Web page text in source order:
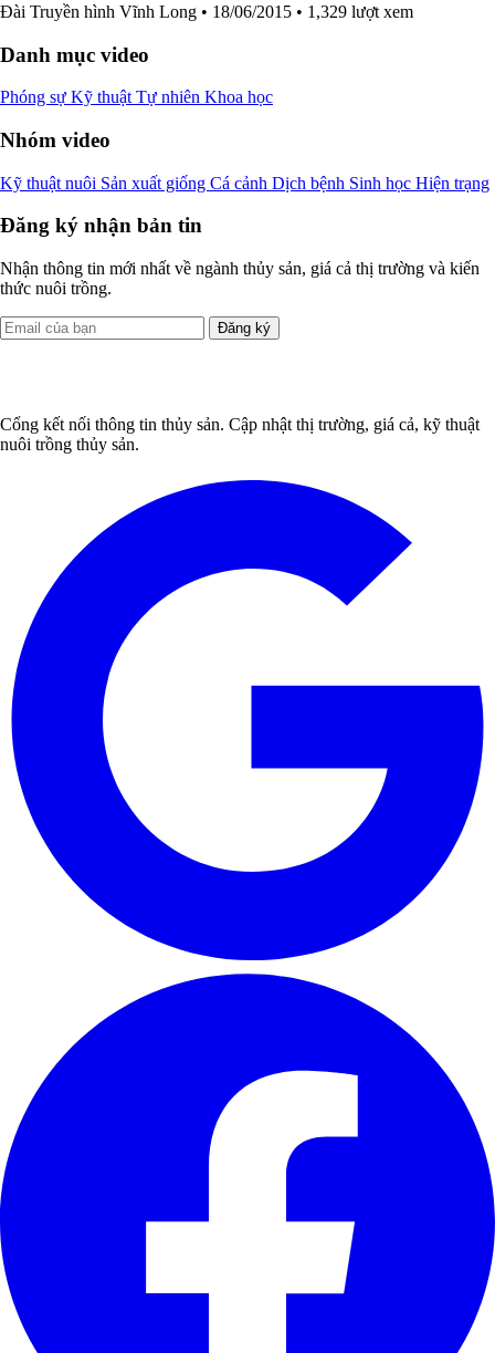
Đài Truyền hình Vĩnh Long • 18/06/2015 • 1,329 lượt xem
Danh mục video
Phóng sự Kỹ thuật Tự nhiên Khoa học
Nhóm video
Kỹ thuật nuôi Sản xuất giống Cá cảnh Dịch bệnh Sinh học Hiện trạng
Đăng ký nhận bản tin
Nhận thông tin mới nhất về ngành thủy sản, giá cả thị trường và kiến
thức nuôi trồng.
Đăng ký
Cổng kết nối thông tin thủy sản. Cập nhật thị trường, giá cả, kỹ thuật
nuôi trồng thủy sản.